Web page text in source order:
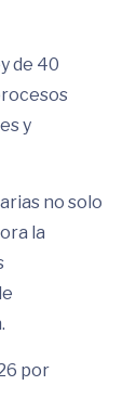
de 40
y
no solo
la
por